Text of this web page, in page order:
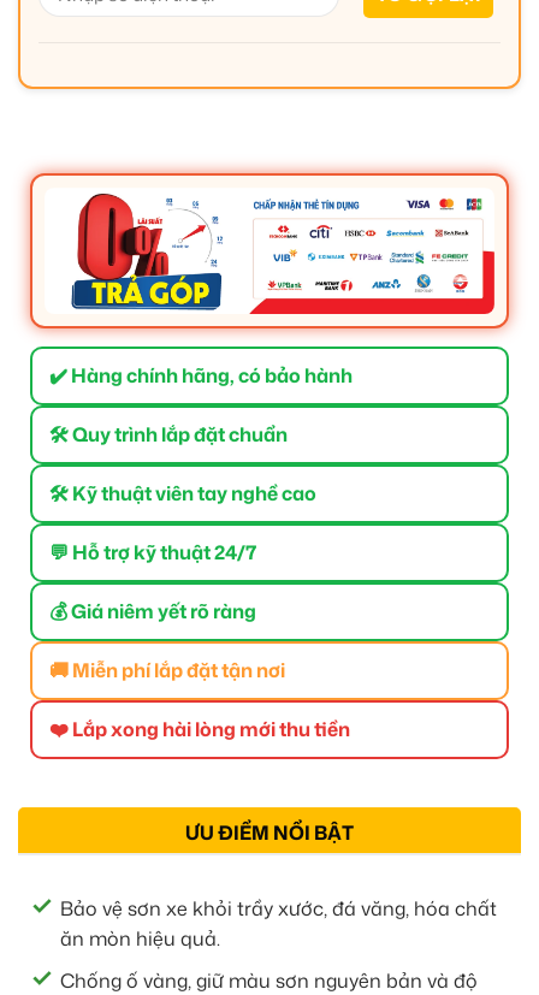
✔️ Hàng chính hãng, có bảo hành
🛠 Quy trình lắp đặt chuẩn
🛠 Kỹ thuật viên tay nghề cao
💬 Hỗ trợ kỹ thuật 24/7
💰 Giá niêm yết rõ ràng
🚚 Miễn phí lắp đặt tận nơi
❤️ Lắp xong hài lòng mới thu tiền
ƯU ĐIỂM NỔI BẬT
Bảo vệ sơn xe khỏi trầy xước, đá văng, hóa chất
ăn mòn hiệu quả.
Chống ố vàng, giữ màu sơn nguyên bản và độ